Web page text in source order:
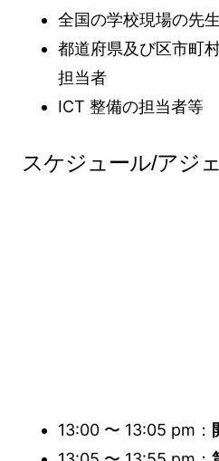
全国の学校現場の先
都道府県及び区市町
担当者
ICT 整備の担当者等
スケジュール/アジ
13:00 〜 13:05 pm：